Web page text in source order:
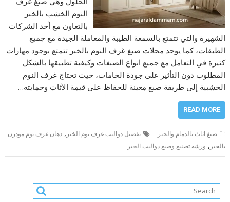
النوم الخشب بالخبر
بالتعاون مع أحد الشركات
الشهيرة والتي تتمتع بالسمعة الطيبة والمعاملة الجيدة مع جميع
الطبقات، كما يوجد محلات صبغ غرف النوم بالخبر تتمتع بوجود مهارات
كثيرة في التعامل مع جميع انواع الصبغات وكيفية تطبيقها بالشكل
المطلوب دون التأثير على جودة الخامات، حيث تحتاج غرف النوم
الخشبية إلى طريقة صبغ معينة للحفاظ على قيمة الأثاث وحمايته…
READ MORE
صبغ اثاث بالدمام والخبر تفصيل دواليب غرف نوم الخبر ,دهان غرف نوم مودرن
بالخبر , ورشه تصنيع وصبغ دواليب الخبر